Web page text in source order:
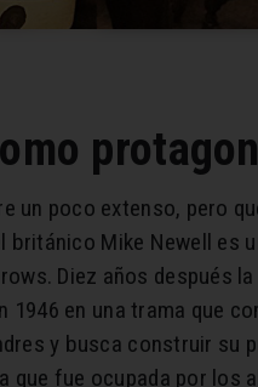
un poco extenso, pero
Mike Newell es
Diez años después
en una trama que
y busca construir su
fue ocupada por los